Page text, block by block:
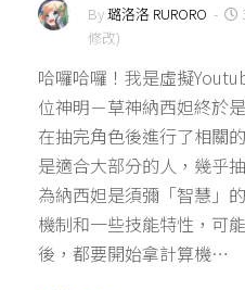
By璐洛洛 RURORO -
修改)
哈囉哈囉！我是虛擬
位神明－草神納西妲終於
在抽完角色後進行了相關
是適合大部分的人，幾乎
為納西妲是須彌「智慧」
機制和一些技能特性，可
後，都要開始拿計算機…